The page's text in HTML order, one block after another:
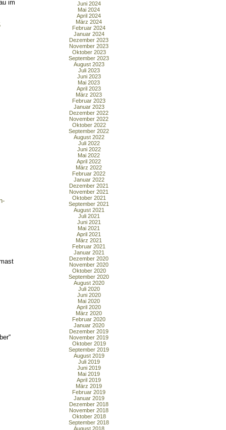
im
Juni 2024
Mai 2024
April 2024
März 2024
Februar 2024
Januar 2024
Dezember 2023
November 2023
Oktober 2023
September 2023
August 2023
Juli 2023
Juni 2023
Mai 2023
April 2023
März 2023
Februar 2023
Januar 2023
Dezember 2022
November 2022
Oktober 2022
September 2022
August 2022
Juli 2022
Juni 2022
Mai 2022
April 2022
März 2022
Februar 2022
Januar 2022
Dezember 2021
November 2021
Oktober 2021
September 2021
August 2021
Juli 2021
Juni 2021
Mai 2021
April 2021
März 2021
Februar 2021
Januar 2021
Dezember 2020
November 2020
Oktober 2020
September 2020
August 2020
Juli 2020
Juni 2020
Mai 2020
April 2020
März 2020
Februar 2020
Januar 2020
Dezember 2019
November 2019
Oktober 2019
September 2019
August 2019
Juli 2019
Juni 2019
Mai 2019
April 2019
März 2019
Februar 2019
Januar 2019
Dezember 2018
November 2018
Oktober 2018
September 2018
August 2018